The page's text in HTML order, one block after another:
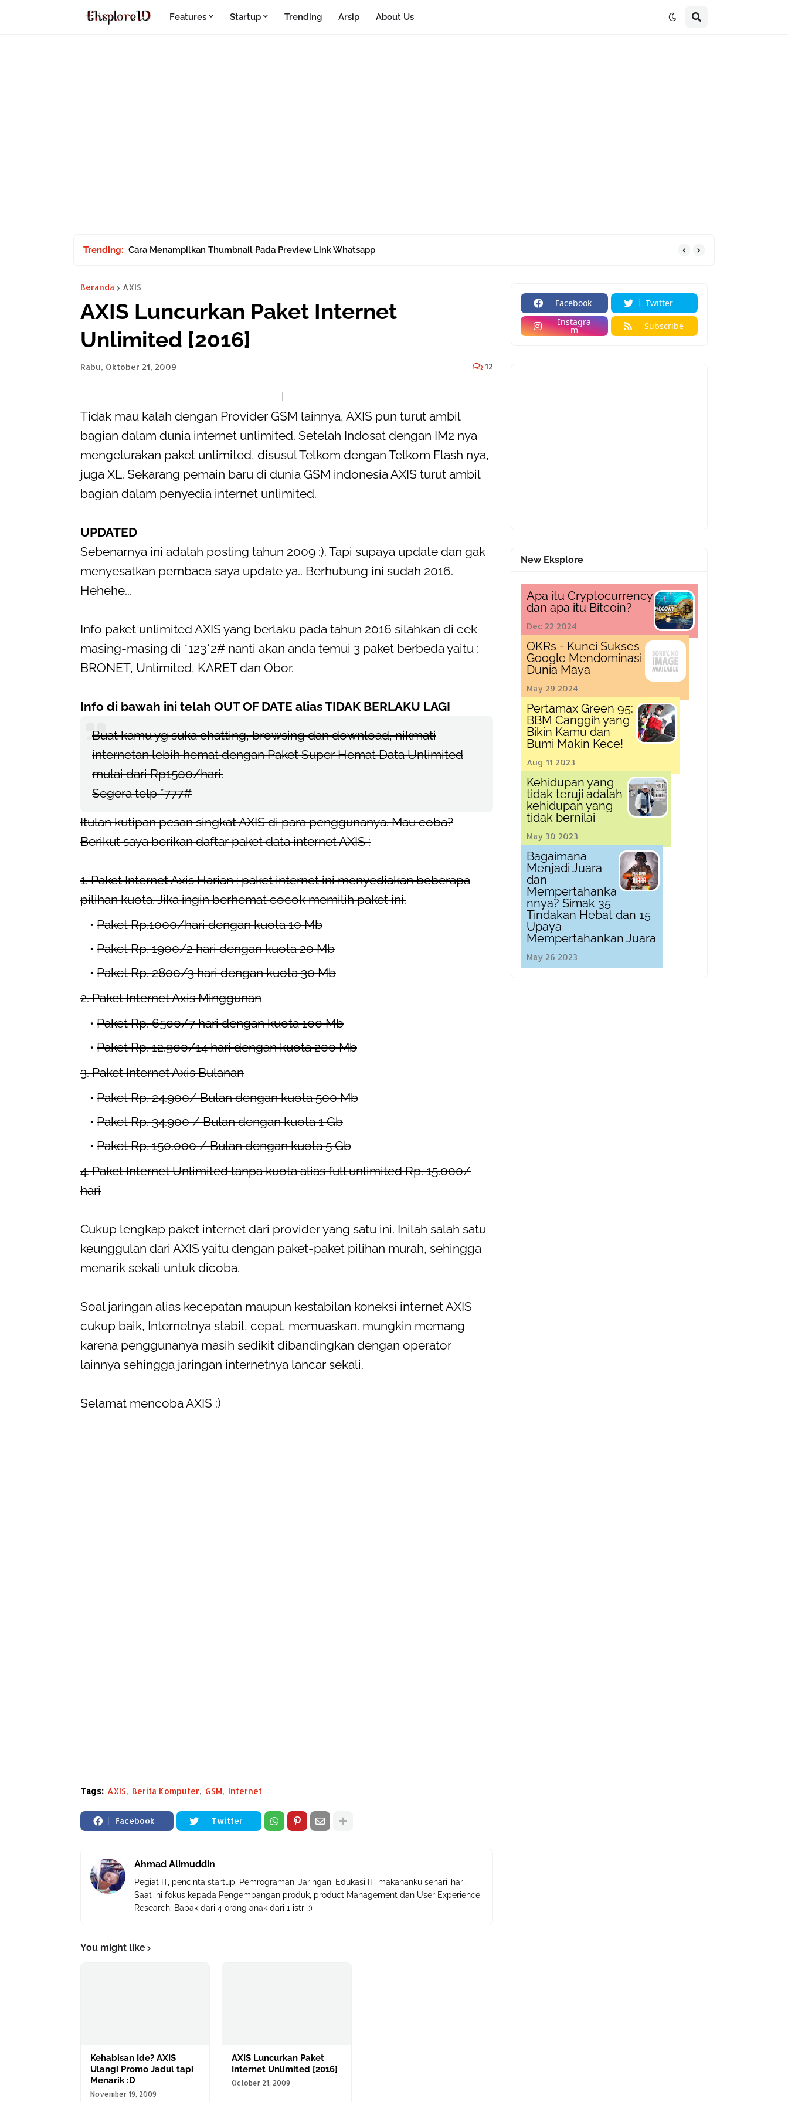
Features Startup Trending Arsip About Us
Trending: Cara Menampilkan Thumbnail Pada Preview Link Whatsapp
Beranda AXIS
AXIS Luncurkan Paket Internet
Unlimited [2016]
Rabu, Oktober 21, 2009 12
Tidak mau kalah dengan Provider GSM lainnya, AXIS pun turut ambil
bagian dalam dunia internet unlimited. Setelah Indosat dengan IM2 nya
mengelurakan paket unlimited, disusul Telkom dengan Telkom Flash nya,
juga XL. Sekarang pemain baru di dunia GSM indonesia AXIS turut ambil
bagian dalam penyedia internet unlimited.
UPDATED
Sebenarnya ini adalah posting tahun 2009 :). Tapi supaya update dan gak
menyesatkan pembaca saya update ya.. Berhubung ini sudah 2016.
Hehehe...
Info paket unlimited AXIS yang berlaku pada tahun 2016 silahkan di cek
masing-masing di *123*2# nanti akan anda temui 3 paket berbeda yaitu :
BRONET, Unlimited, KARET dan Obor.
Info di bawah ini telah OUT OF DATE alias TIDAK BERLAKU LAGI
Buat kamu yg suka chatting, browsing dan download, nikmati
internetan lebih hemat dengan Paket Super Hemat Data Unlimited
mulai dari Rp1500/hari.
Segera telp *777#
Itulan kutipan pesan singkat AXIS di para penggunanya. Mau coba?
Berikut saya berikan daftar paket data internet AXIS :
1. Paket Internet Axis Harian : paket internet ini menyediakan beberapa
pilihan kuota. Jika ingin berhemat cocok memilih paket ini.
Paket Rp.1000/hari dengan kuota 10 Mb
Paket Rp. 1900/2 hari dengan kuota 20 Mb
Paket Rp. 2800/3 hari dengan kuota 30 Mb
2. Paket Internet Axis Minggunan
Paket Rp. 6500/7 hari dengan kuota 100 Mb
Paket Rp. 12.900/14 hari dengan kuota 200 Mb
3. Paket Internet Axis Bulanan
Paket Rp. 24.900/ Bulan dengan kuota 500 Mb
Paket Rp. 34.900 / Bulan dengan kuota 1 Gb
Paket Rp. 150.000 / Bulan dengan kuota 5 Gb
4. Paket Internet Unlimited tanpa kuota alias full unlimited Rp. 15.000/
hari
Cukup lengkap paket internet dari provider yang satu ini. Inilah salah satu
keunggulan dari AXIS yaitu dengan paket-paket pilihan murah, sehingga
menarik sekali untuk dicoba.
Soal jaringan alias kecepatan maupun kestabilan koneksi internet AXIS
cukup baik, Internetnya stabil, cepat, memuaskan. mungkin memang
karena penggunanya masih sedikit dibandingkan dengan operator
lainnya sehingga jaringan internetnya lancar sekali.
Selamat mencoba AXIS :)
Tags: AXIS Berita Komputer GSM Internet
Facebook Twitter
Ahmad Alimuddin
Pegiat IT, pencinta startup. Pemrograman, Jaringan, Edukasi IT, makananku sehari-hari.
Saat ini fokus kepada Pengembangan produk, product Management dan User Experience
Research. Bapak dari 4 orang anak dari 1 istri :)
You might like
Kehabisan Ide? AXIS
Ulangi Promo Jadul tapi
Menarik :D
November 19, 2009
AXIS Luncurkan Paket
Internet Unlimited [2016]
October 21, 2009
Facebook
Twitter
Instagra
m Subscribe
New Eksplore
Apa itu Cryptocurrency
dan apa itu Bitcoin?
Dec 22 2024
OKRs - Kunci Sukses
Google Mendominasi
Dunia Maya
May 29 2024
Pertamax Green 95:
BBM Canggih yang
Bikin Kamu dan
Bumi Makin Kece!
Aug 11 2023
Kehidupan yang
tidak teruji adalah
kehidupan yang
tidak bernilai
May 30 2023
Bagaimana
Menjadi Juara
dan
Mempertahanka
nnya? Simak 35
Tindakan Hebat dan 15
Upaya
Mempertahankan Juara
May 26 2023